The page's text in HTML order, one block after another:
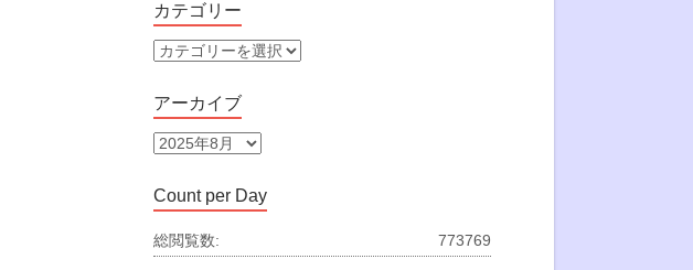
カテゴリー
カ
ゴ
リ
ー
アーカイブ
ア
カ
イ
ブ
Count per Day
773769
総閲覧数: